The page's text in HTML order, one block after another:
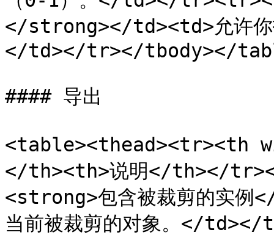
</strong></td><td>允许你
</td></tr></tbody></
#### 导出
<table><thead><tr><th
</th><th>说明</th></
<strong>包含被裁剪的实
当前被裁剪的对象。</